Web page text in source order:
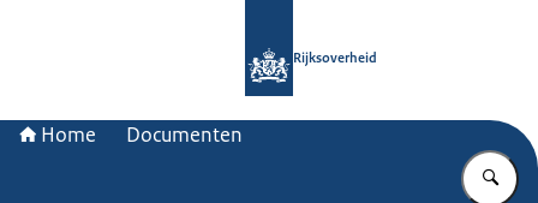
Rijksoverheid
Home Documenten